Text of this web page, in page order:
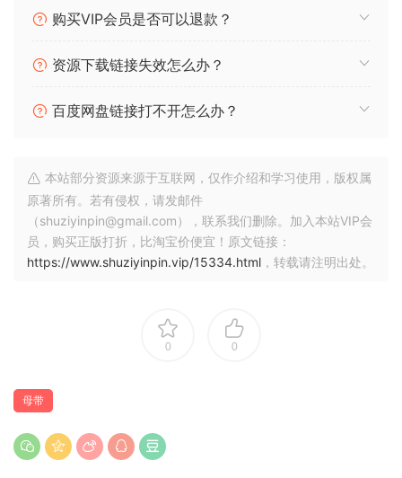
独立剪辑混音的中间和两侧
与其他 Brainworx 产品类似，bx_clipper 具有双单声道和 M/S
操作模式以增强立体声控制。处理不对称混音时，可以对左右
声道应用不同的剪辑效果。通过在立体声图像的侧面使用激进
的二极管模式并在中心使用较柔和的 FET 模式，创建清晰的响
亮母带。
通过将模拟建模电路与数字设计相结合，bx_clipper 提供了两
全其美的功能。仅数字功能（如 Ambience）允许您试听因剪
辑而丢失的信息并制作独特的创意效果。另一个仅数字的亮点
是 Wet 旋钮，它可以扩展到 100% 以上以提供过度折叠失真，
让您能够将底鼓和小军鼓与 80 年代和 90 年代鼓合成器的特色
使用二极管模式创建尖锐失真
购买VIP会员是否可以退款？
资源下载链接失效怎么办？
百度网盘链接打不开怎么办？
本站部分资源来源于互联网，仅作介绍和学习使用，版权属
原著所有。若有侵权，请发邮件
（shuziyinpin@gmail.com），联系我们删除。加入本站VIP会
员，购买正版打折，比淘宝价便宜！原文链接：
https://www.shuziyinpin.vip/15334.html ，转载请注明出处。
0 0
母带